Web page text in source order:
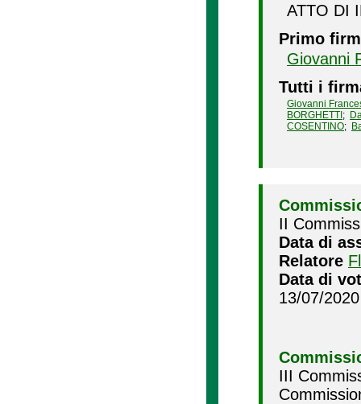
ATTO DI
Primo
Giovanni
Tutti i
Giovanni
BORGHETTI ;
COSENTINO;
II
Data di
Relatore
Data di
13/07/2020
III